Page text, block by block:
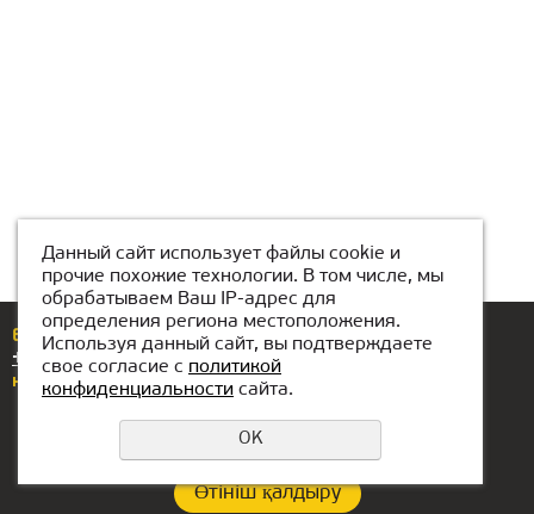
Егер сізде сұрақтар немесе ұсыныстар болса,
+7(776)077-31-01нөміріне қоңырау шалыңыз
немесе бізге жазыңызatyrau@kiber1.com
Өтініш қалдыру
Данный сайт использует файлы cookie и
прочие похожие технологии. В том числе, мы
обрабатываем Ваш IP-адрес для
определения региона местоположения.
Используя данный сайт, вы подтверждаете
свое согласие с политикой
конфиденциальности сайта.
OK